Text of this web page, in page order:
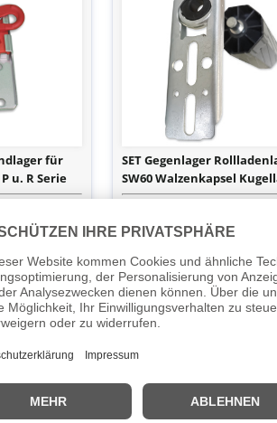
für
u. R Serie
SET Gegenlager
SW60 Walzenkapsel
Fertigkastenlager
Kombipaket mit den gängigsten
hin - Selve Walzenkapsel
Stahlwelle SW60, Kugelllager...
7,77 €
Vergleichen